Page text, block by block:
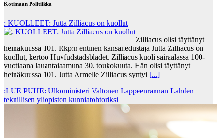
Kotimaan Politiikka
: KUOLLEET: Jutta Zilliacus on kuollut
Zilliacus olisi täyttänyt
heinäkuussa 101. Rkp:n entinen kansanedustaja Jutta Zilliacus on
kuollut, kertoo Huvfudstadsbladet. Zilliacus kuoli sairaalassa 100-
vuotiaana lauantaiaamuna 30. toukokuuta. Hän olisi täyttänyt
heinäkuussa 101. Jutta Armelle Zilliacus syntyi [...]
:LUE PUHE: Ulkoministeri Valtonen Lappeenrannan-Lahden
teknillisen yliopiston kunniatohtoriksi